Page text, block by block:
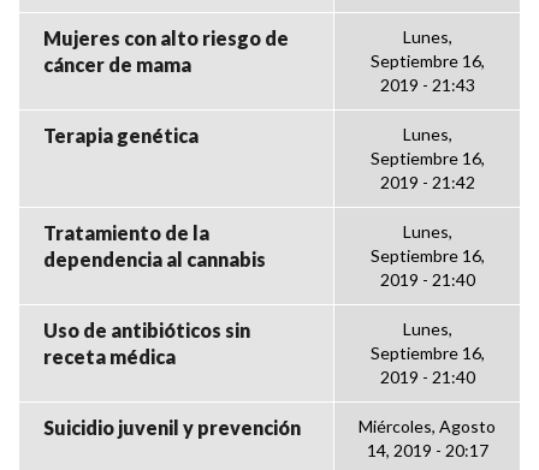
Mujeres con alto riesgo de
cáncer de mama
Lunes,
Septiembre 16,
2019 - 21:43
Terapia genética
Lunes,
Septiembre 16,
2019 - 21:42
Tratamiento de la
dependencia al cannabis
Lunes,
Septiembre 16,
2019 - 21:40
Uso de antibióticos sin
receta médica
Lunes,
Septiembre 16,
2019 - 21:40
Suicidio juvenil y prevención
Miércoles, Agosto
14, 2019 - 20:17